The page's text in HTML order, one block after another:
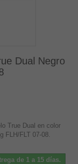
Dual Negro
True Dual en color
FLH/FLT 07-08.
de 1 a 15 días.